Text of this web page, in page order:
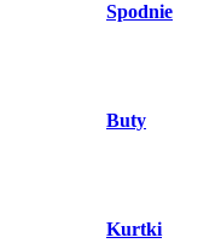
Spodnie
Buty
Kurtki